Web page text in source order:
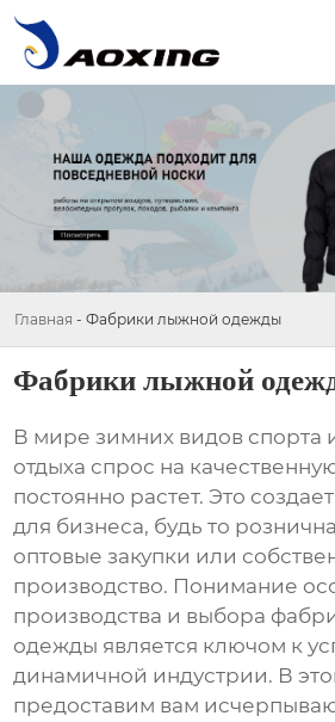
Главная - Фабрики лыжной одежды
Фабрики лыжной
В мире зимних видов спорта
отдыха спрос на
постоянно растет. Это
для бизнеса, будь то
оптовые закупки или
производство. Понимание
производства и выбора
одежды является ключом к
динамичной индустрии. В
предоставим вам